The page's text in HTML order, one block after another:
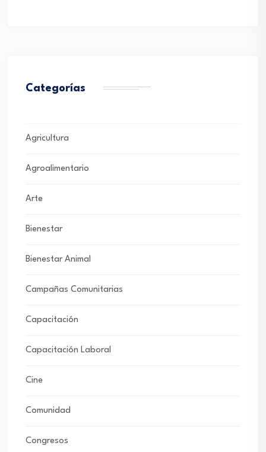
Categorías
Agricultura
Agroalimentario
Arte
Bienestar
Bienestar Animal
Campañas Comunitarias
Capacitación
Capacitación Laboral
Cine
Comunidad
Congresos